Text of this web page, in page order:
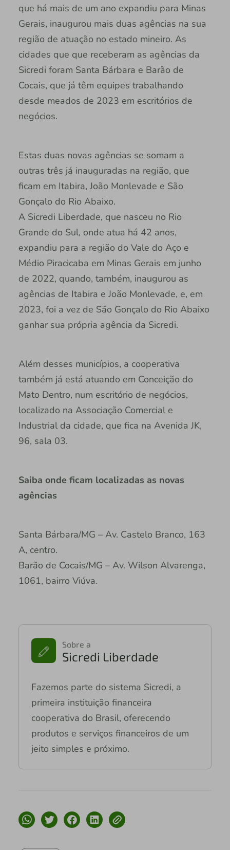
que há mais de um ano expandiu para Minas
Gerais, inaugurou mais duas agências na sua
região de atuação no estado mineiro. As
cidades que que receberam as agências da
Sicredi foram Santa Bárbara e Barão de
Cocais, que já têm equipes trabalhando
desde meados de 2023 em escritórios de
negócios.
Estas duas novas agências se somam a
outras três já inauguradas na região, que
ficam em Itabira, João Monlevade e São
Gonçalo do Rio Abaixo.
A Sicredi Liberdade, que nasceu no Rio
Grande do Sul, onde atua há 42 anos,
expandiu para a região do Vale do Aço e
Médio Piracicaba em Minas Gerais em junho
de 2022, quando, também, inaugurou as
agências de Itabira e João Monlevade, e, em
2023, foi a vez de São Gonçalo do Rio Abaixo
ganhar sua própria agência da Sicredi.
Além desses municípios, a cooperativa
também já está atuando em Conceição do
Mato Dentro, num escritório de negócios,
localizado na Associação Comercial e
Industrial da cidade, que fica na Avenida JK,
96, sala 03.
Saiba onde ficam localizadas as novas
agências
Santa Bárbara/MG – Av. Castelo Branco, 163
A, centro.
Barão de Cocais/MG – Av. Wilson Alvarenga,
1061, bairro Viúva.
Sobre a
Sicredi Liberdade
Fazemos parte do sistema Sicredi, a
primeira instituição financeira
cooperativa do Brasil, oferecendo
produtos e serviços financeiros de um
jeito simples e próximo.